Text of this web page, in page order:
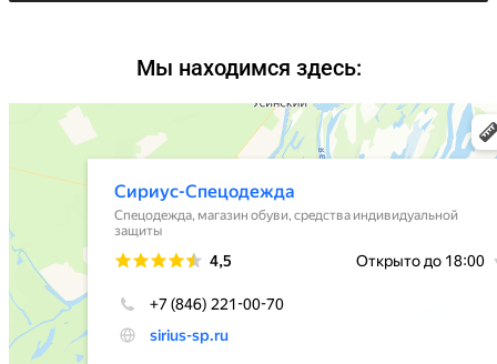
Мы находимся здесь: